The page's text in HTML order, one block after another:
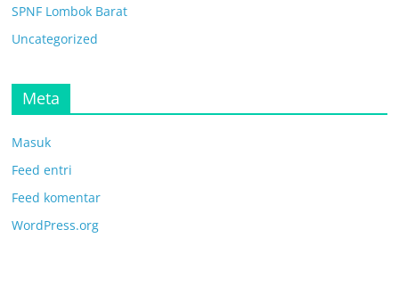
SPNF Lombok Barat
Uncategorized
Meta
Masuk
Feed entri
Feed komentar
WordPress.org